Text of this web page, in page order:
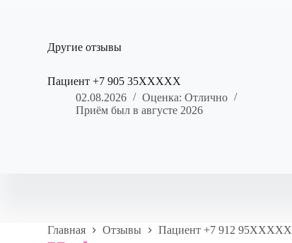
Другие отзывы
Пациент +7 905 35XXXXX
02.08.2026
Оценка: Отлично
Приём был в августе 2026
Главная Отзывы Пациент +7 912 95XXXXX